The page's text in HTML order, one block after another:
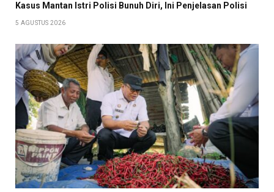
Kasus Mantan Istri Polisi Bunuh Diri, Ini Penjelasan Polisi
5 AGUSTUS 2026